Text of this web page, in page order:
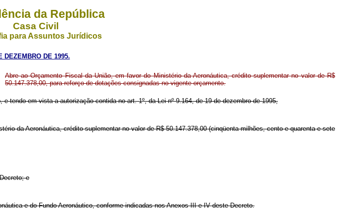
da República
Casa Civil
para Assuntos Jurídicos
DEZEMBRO DE 1995.
Abre ao Orçamento Fiscal da União, em favor do Ministério da Aeronáutica, crédito suplementar no valor de R$
50.147.378,00, para reforço de dotações consignadas no vigente orçamento.
tendo em vista a autorização contida no art. 1º, da Lei nº 9.164, de 19 de dezembro de 1995,
da Aeronáutica, crédito suplementar no valor de R$ 50.147.378,00 (cinqüenta milhões, cento e quarenta e sete
e
e do Fundo Aeronáutico, conforme indicadas nos Anexos III e IV deste Decreto.